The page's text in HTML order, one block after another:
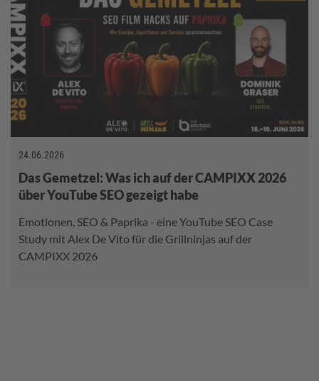
24.06.2026
Das Gemetzel: Was ich auf der CAMPIXX 2026
über YouTube SEO gezeigt habe
Emotionen, SEO & Paprika - eine YouTube SEO Case
Study mit Alex De Vito für die Grillninjas auf der
CAMPIXX 2026